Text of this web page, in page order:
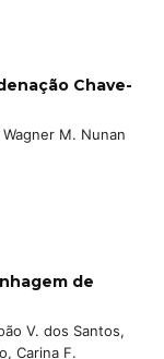
Chave-
M. Nunan
de
V. dos Santos,
Carina F.